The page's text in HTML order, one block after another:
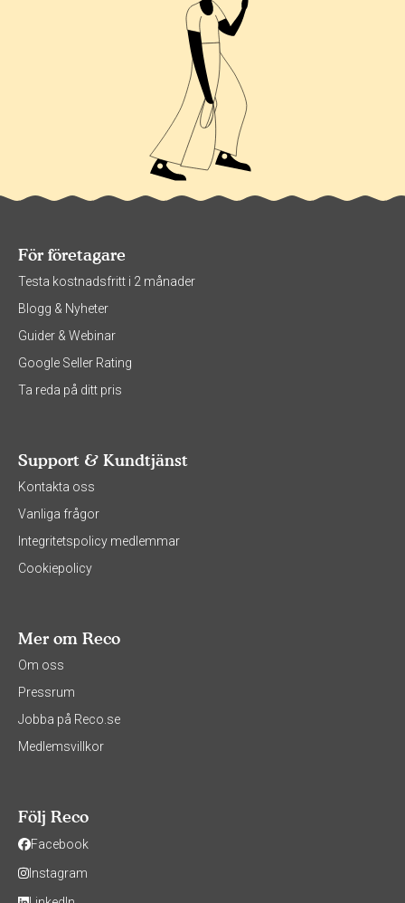
För företagare
Testa kostnadsfritt i 2 månader
Blogg & Nyheter
Guider & Webinar
Google Seller Rating
Ta reda på ditt pris
Support & Kundtjänst
Kontakta oss
Vanliga frågor
Integritetspolicy medlemmar
Cookiepolicy
Mer om Reco
Om oss
Pressrum
Jobba på Reco.se
Medlemsvillkor
Följ Reco
Facebook
Instagram